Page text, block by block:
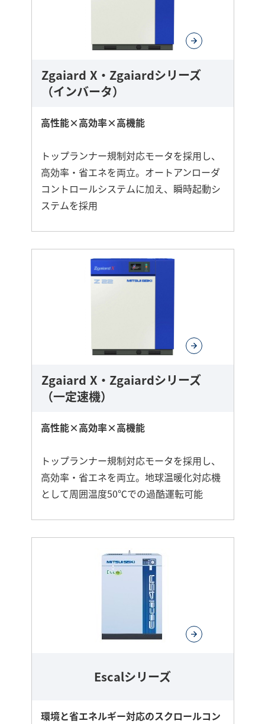
Zgaiard X・Zgaiardシリーズ
（インバータ）
高性能×高効率×高機能
トップランナー規制対応モータを採用し、
高効率・省エネを両立。オートアンローダ
コントロールシステムに加え、瞬時起動シ
ステムを採用
ら
に
Zgaiard X・Zgaiardシリーズ
（一定速機）
高性能×高効率×高機能
トップランナー規制対応モータを採用し、
高効率・省エネを両立。地球温暖化対応機
として周囲温度50℃での過酷運転可能
に
Escalシリーズ
環境と省エネルギー対応のスクロールコン